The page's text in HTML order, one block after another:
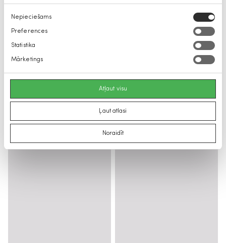
Piekrišanas
izvēle
Nepieciešams
Preferences
Statistika
Mārketings
Atļaut visu
Ļaut atlasi
Noraidīt